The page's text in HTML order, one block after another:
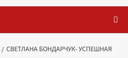
СВЕТЛАНА БОНДАРЧУК- УСПЕШНАЯ